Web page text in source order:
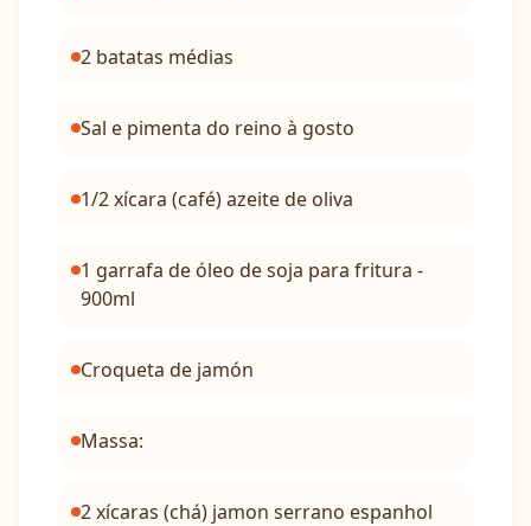
2 batatas médias
Sal e pimenta do reino à gosto
1/2 xícara (café) azeite de oliva
1 garrafa de óleo de soja para fritura -
900ml
Croqueta de jamón
Massa:
2 xícaras (chá) jamon serrano espanhol